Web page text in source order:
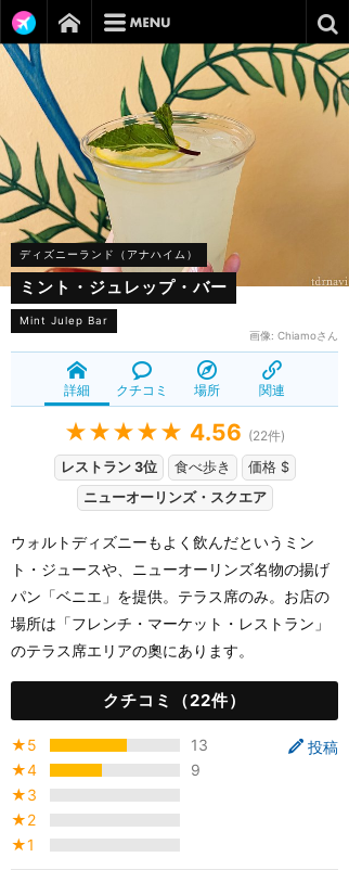
ディズニーランド（アナハイム）
ミント・ジュレップ・バー
Mint Julep Bar
画像: Chiamoさん
詳細 クチコミ 場所 関連
★★★★★ 4.56 (22件)
レストラン 3位
食べ歩き
価格 $
ニューオーリンズ・スクエア
ウォルトディズニーもよく飲んだというミン
ト・ジュースや、ニューオーリンズ名物の揚げ
パン「ベニエ」を提供。テラス席のみ。お店の
場所は「フレンチ・マーケット・レストラン」
のテラス席エリアの奧にあります。
クチコミ（22件）
投稿
★5
13
★4
9
★3
★2
★1